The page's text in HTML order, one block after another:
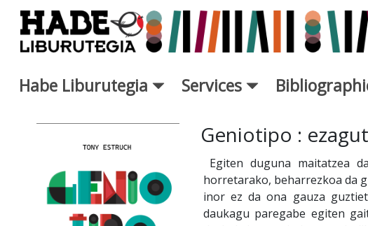
Saut au contenu principal
Habe Liburutegia Services
Fiche de Nouveaux Livres -
Geniotipo :
Egiten duguna maitatzea
horretarako, beharrezkoa da
inor ez da ona gauza
daukagu paregabe egiten